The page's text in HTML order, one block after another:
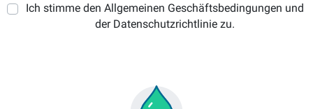
Ich stimme den Allgemeinen Geschäftsbedingungen und
der Datenschutzrichtlinie zu.